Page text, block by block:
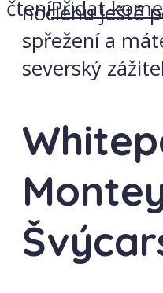
čteníPřidat
noclehu ještě
spřežení a
severský